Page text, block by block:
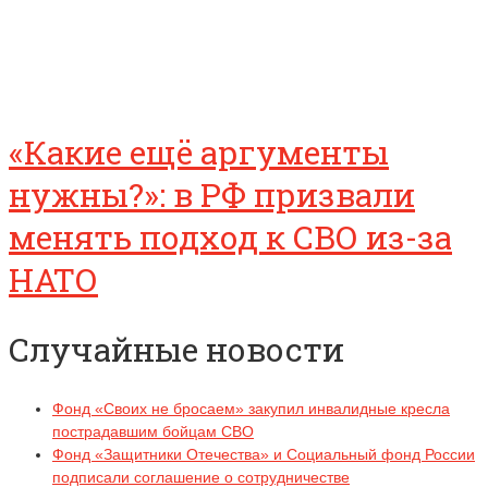
«Какие ещё аргументы
нужны?»: в РФ призвали
менять подход к СВО из-за
НАТО
Случайные новости
Фонд «Своих не бросаем» закупил инвалидные кресла
пострадавшим бойцам СВО
Фонд «Защитники Отечества» и Социальный фонд России
подписали соглашение о сотрудничестве